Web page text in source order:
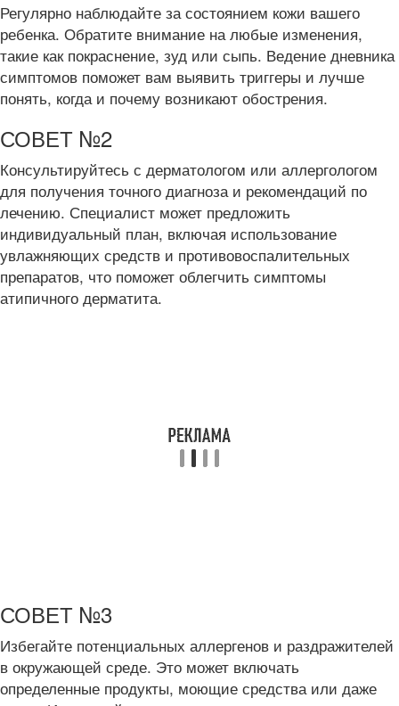
Регулярно наблюдайте за состоянием кожи вашего
ребенка. Обратите внимание на любые изменения,
такие как покраснение, зуд или сыпь. Ведение дневника
симптомов поможет вам выявить триггеры и лучше
понять, когда и почему возникают обострения.
СОВЕТ №2
Консультируйтесь с дерматологом или аллергологом
для получения точного диагноза и рекомендаций по
лечению. Специалист может предложить
индивидуальный план, включая использование
увлажняющих средств и противовоспалительных
препаратов, что поможет облегчить симптомы
атипичного дерматита.
СОВЕТ №3
Избегайте потенциальных аллергенов и раздражителей
в окружающей среде. Это может включать
определенные продукты, моющие средства или даже